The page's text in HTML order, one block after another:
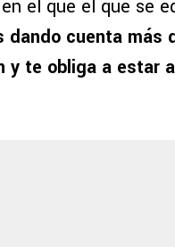
el que el que se
cuenta más
y te obliga a estar